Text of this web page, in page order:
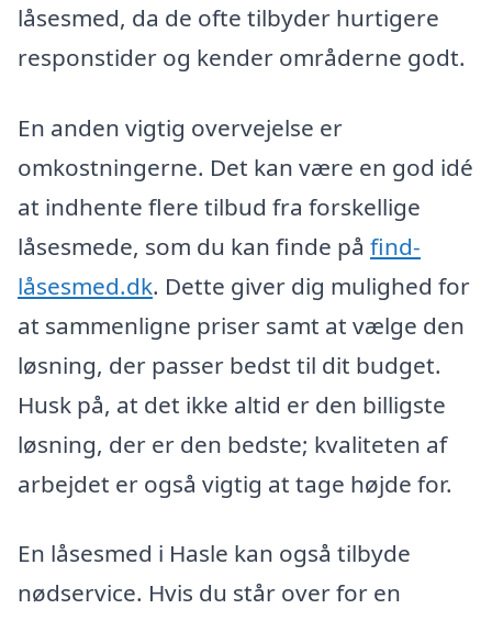
låsesmed, da de ofte tilbyder hurtigere
responstider og kender områderne godt.
En anden vigtig overvejelse er
omkostningerne. Det kan være en god idé
at indhente flere tilbud fra forskellige
låsesmede, som du kan finde på find-
låsesmed.dk. Dette giver dig mulighed for
at sammenligne priser samt at vælge den
løsning, der passer bedst til dit budget.
Husk på, at det ikke altid er den billigste
løsning, der er den bedste; kvaliteten af
arbejdet er også vigtig at tage højde for.
En låsesmed i Hasle kan også tilbyde
nødservice. Hvis du står over for en